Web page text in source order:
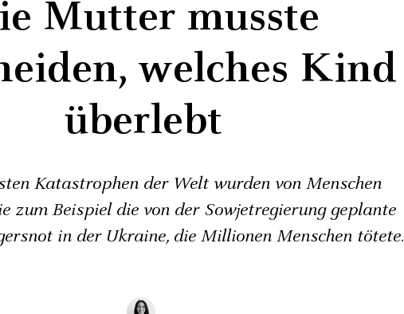
Mutter musste
welches Kind
überlebt
Katastrophen der Welt wurden von Menschen
zum Beispiel die von der Sowjetregierung geplante
in der Ukraine, die Millionen Menschen tötete.